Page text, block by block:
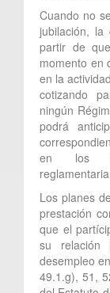
Cuando no
jubilación, la
partir de
momento en
en la
cotizando
ningún
podrá
en los
Los planes
prestación
que el
su relación
desempleo
49.1.g), 51,